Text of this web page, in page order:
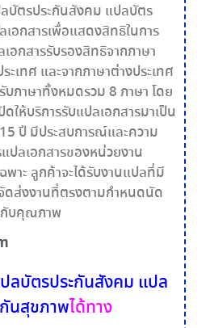
ลบัตรประกันสังคม แปลบัตร
อกสารเพื่อแสดงสิทธิในการ
อกสารรับรองสิทธิจากภาษา
ะเทศ และจากภาษาต่างประเทศ
บภาษาทั้งหมดรวม 8 ภาษา โดย
ให้บริการรับแปลเอกสารมาเป็น
15 ปี มีประสบการณ์และความ
ปลเอกสารของหน่วยงาน
พาะ ลูกค้าจะได้รับงานแปลที่มี
ดส่งงานที่ตรงตามกำหนดนัด
กับคุณภาพ
ลบัตรประกันสังคม แปล
นสุขภาพได้ทาง